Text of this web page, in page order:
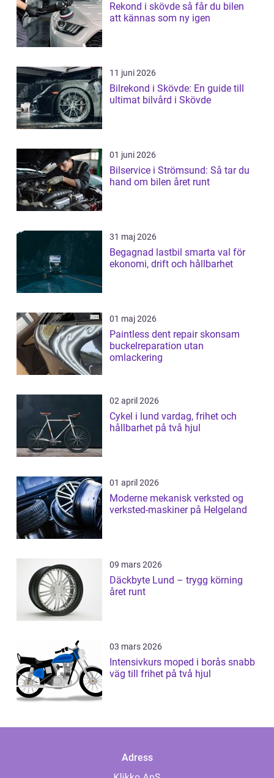
Rekond i skövde så får du bilen
att kännas som ny igen
11 juni 2026
Bilrekond i Skövde: En guide till
ultimat bilvård i Skövde
01 juni 2026
Bilservice i Strömsund: Så tar du
hand om bilen året runt
31 maj 2026
Begagnad lastbil smarta val för
ekonomi, drift och hållbarhet
01 maj 2026
Paintless dent repair skonsam
buckelreparation utan
omlackering
02 april 2026
Cykel i lund vardag, frihet och
hållbarhet på två hjul
01 april 2026
Moderne mekanisk verksted og
verksted-maskiner på Helgeland
09 mars 2026
Däckbyte Lund – trygg körning
året runt
03 mars 2026
Intensivkurs moped i borås snabb
väg till frihet på två hjul
Adress